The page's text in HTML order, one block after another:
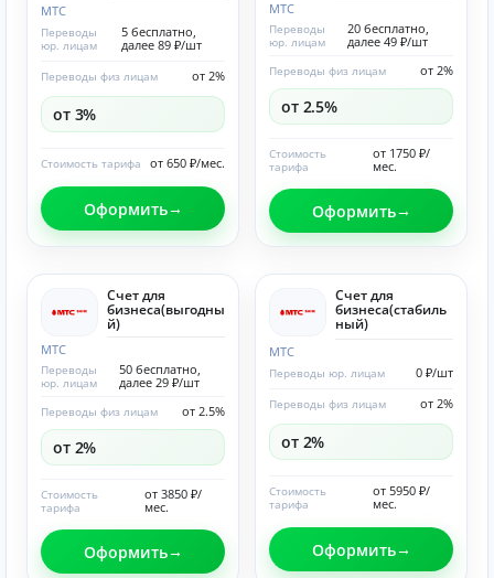
МТС
5 бесплатно,
далее 89 ₽/шт
Переводы
юр. лицам
от 2%
Переводы физ лицам
от 3%
от 650 ₽/мес.
Стоимость тарифа
Оформить
МТС
20 бесплатно,
далее 49 ₽/шт
Переводы
юр. лицам
от 2%
Переводы физ лицам
от 2.5%
от 1750 ₽/
мес.
Стоимость
тарифа
Оформить
Счет для
бизнеса(выгодны
й)
МТС
50 бесплатно,
далее 29 ₽/шт
Переводы
юр. лицам
от 2.5%
Переводы физ лицам
от 2%
от 3850 ₽/
мес.
Стоимость
тарифа
Оформить
Счет для
бизнеса(стабиль
ный)
МТС
0 ₽/шт
Переводы юр. лицам
от 2%
Переводы физ лицам
от 2%
от 5950 ₽/
мес.
Стоимость
тарифа
Оформить